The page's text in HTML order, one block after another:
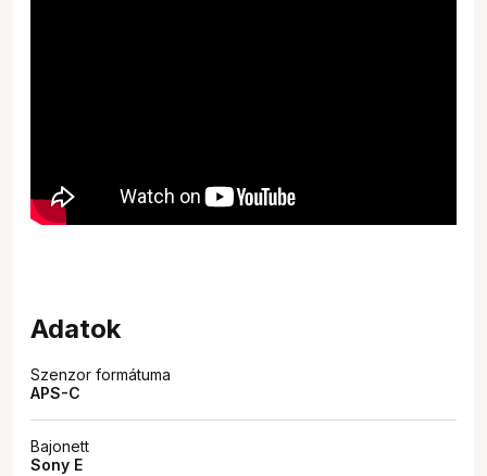
Adatok
Szenzor formátuma
APS-C
Bajonett
Sony E